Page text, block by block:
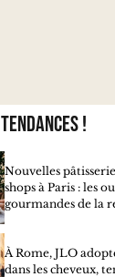
tendances !
Nouvelles
shops à Paris : les
gourmandes de la
À Rome, JLO
dans les cheveux,